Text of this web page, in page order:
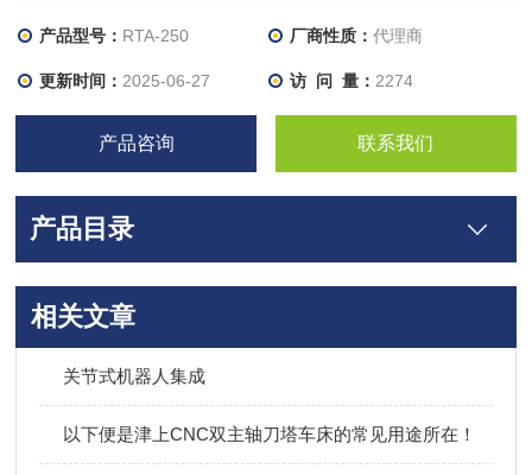
产品型号： RTA-250 厂商性质： 代理商
更新时间： 2025-06-27 访 问 量： 2274
产品咨询 联系我们
产品目录
相关文章
关节式机器人集成
以下便是津上CNC双主轴刀塔车床的常见用途所在！